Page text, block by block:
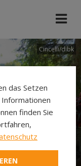
Cincelli/dibk
das Setzen
finden Sie